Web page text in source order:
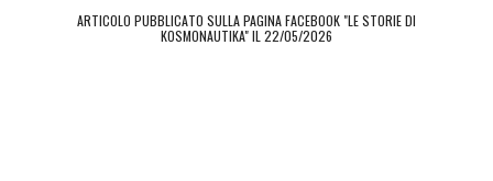
ARTICOLO PUBBLICATO SULLA PAGINA FACEBOOK "LE STORIE DI
KOSMONAUTIKA" IL 22/05/2026